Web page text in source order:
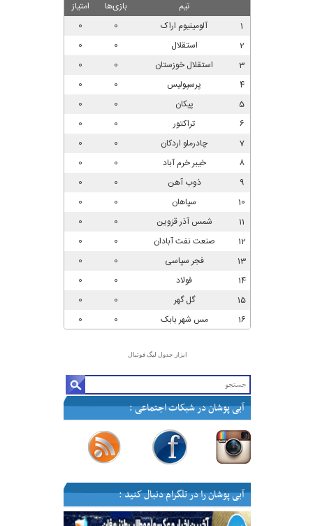
ابزار جدول لیگ فوتبال
آبی پوشان در شبکات اجتماعی :
آبی پوشان را در تلگرام دنبال کنید :